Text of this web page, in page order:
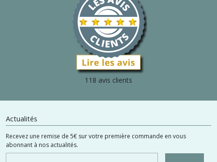
118 avis clients
Actualités
Recevez une remise de 5€ sur votre première commande en vous
abonnant à nos actualités.